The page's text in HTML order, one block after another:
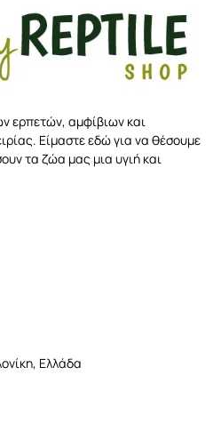
ερπετών, αμφίβιων και
Είμαστε εδώ για να θέσουμε
τα ζώα μας μια υγιή και
Ελλάδα